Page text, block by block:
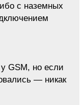
с наземных
GSM, но если
— никак